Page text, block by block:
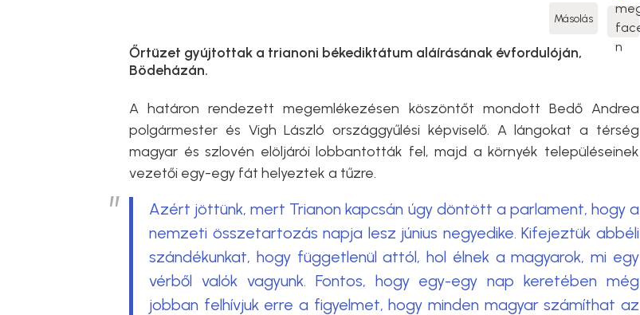
Másolás
Őrtüzet gyújtottak a trianoni békediktátum aláírásának évfordulóján,
Bödeházán.
A határon rendezett megemlékezésen köszöntőt mondott Bedő Andrea
polgármester és Vigh László országgyűlési képviselő. A lángokat a térség
magyar és szlovén elöljárói lobbantották fel, majd a környék településeinek
vezetői egy-egy fát helyeztek a tűzre.
Azért jöttünk, mert Trianon kapcsán úgy döntött a parlament, hogy a
nemzeti összetartozás napja lesz június negyedike. Kifejeztük abbéli
szándékunkat, hogy függetlenül attól, hol élnek a magyarok, mi egy
vérből valók vagyunk. Fontos, hogy egy-egy nap keretében még
jobban felhívjuk erre a figyelmet, hogy minden magyar számíthat az